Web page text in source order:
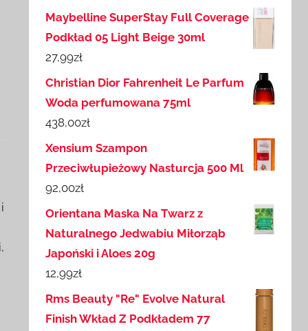
Maybelline SuperStay Full Coverage
Podkład 05 Light Beige 30ml
27,99zł
Christian Dior Fahrenheit Le Parfum
Woda perfumowana 75ml
438,00zł
Xensium Szampon
Przeciwłupieżowy Nasturcja 500 Ml
92,00zł
Orientana Maska Na Twarz z
Naturalnego Jedwabiu Miłorząb
Japoński i Aloes 20g
12,99zł
Rms Beauty "Re" Evolve Natural
Finish Wkład Z Podkładem 77